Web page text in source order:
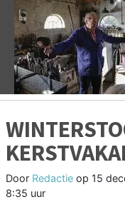
Vorige
Door Redactie op 15
8:35 uur